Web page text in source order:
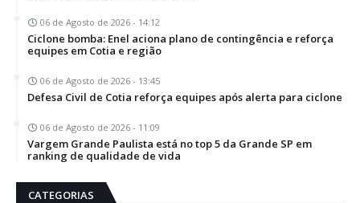
06 de Agosto de 2026 - 14:12
Ciclone bomba: Enel aciona plano de contingência e reforça
equipes em Cotia e região
06 de Agosto de 2026 - 13:45
Defesa Civil de Cotia reforça equipes após alerta para ciclone
06 de Agosto de 2026 - 11:09
Vargem Grande Paulista está no top 5 da Grande SP em
ranking de qualidade de vida
CATEGORIAS